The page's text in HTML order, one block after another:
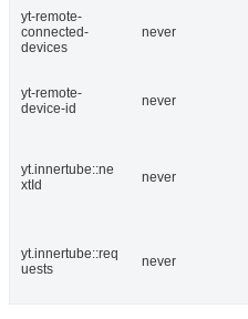
yt-remote-
connected-
devices
never
yt-remote-
device-id
never
yt.innertube::ne
xtId
never
yt.innertube::req
uests
never